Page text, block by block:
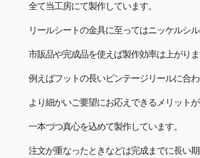
全て当工房にて製作しています。
リールシートの金具に至ってはニッケルシ
市販品や完成品を使えば製作効率は上がり
例えばフットの長いビンテージリールに合
より細かいご要望にお応えできるメリット
一本づつ真心を込めて製作しています。
注文が重なったときなどは完成までに長い